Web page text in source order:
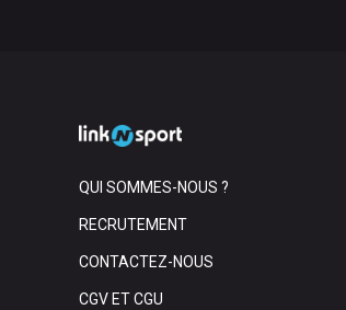
QUI SOMMES-NOUS ?
RECRUTEMENT
CONTACTEZ-NOUS
CGV ET CGU